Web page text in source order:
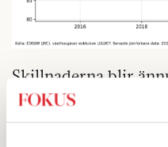
Skillnaderna blir
tittar på dagens
omkring 6 procent